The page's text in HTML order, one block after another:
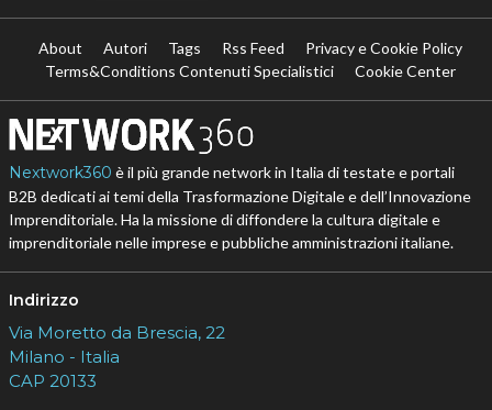
About Autori Tags Rss Feed
Privacy e Cookie Policy
Terms&Conditions Contenuti Specialistici
Cookie Center
Nextwork360 è il più grande network in Italia di testate e portali
B2B dedicati ai temi della Trasformazione Digitale e dell’Innovazione
Imprenditoriale. Ha la missione di diffondere la cultura digitale e
imprenditoriale nelle imprese e pubbliche amministrazioni italiane.
Indirizzo
Via Moretto da Brescia, 22
Milano - Italia
CAP 20133